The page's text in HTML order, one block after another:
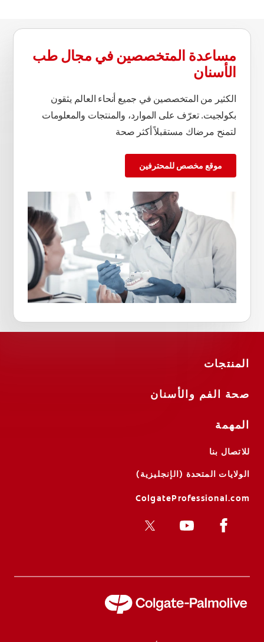
مساعدة المتخصصين في مجال طب
الأسنان
الكثير من المتخصصين في جميع أنحاء العالم يثقون
بكولجيت. تعرّف على الموارد، والمنتجات والمعلومات
لتمنح مرضاك مستقبلاً أكثر صحة
موقع مخصص للمحترفين
المنتجات
صحة الفم والأسنان
المهمة
للاتصال بنا
الولايات المتحدة (الإنجليزية)
ColgateProfessional.com